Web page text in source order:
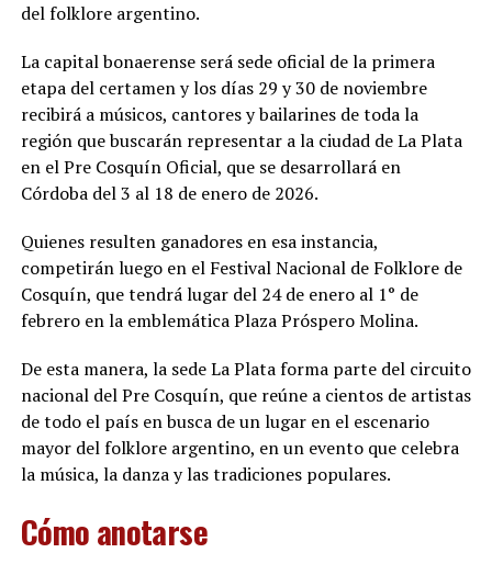
del folklore argentino.
La capital bonaerense será sede oficial de la primera
etapa del certamen y los días 29 y 30 de noviembre
recibirá a músicos, cantores y bailarines de toda la
región que buscarán representar a la ciudad de La Plata
en el Pre Cosquín Oficial, que se desarrollará en
Córdoba del 3 al 18 de enero de 2026.
Quienes resulten ganadores en esa instancia,
competirán luego en el Festival Nacional de Folklore de
Cosquín, que tendrá lugar del 24 de enero al 1° de
febrero en la emblemática Plaza Próspero Molina.
De esta manera, la sede La Plata forma parte del circuito
nacional del Pre Cosquín, que reúne a cientos de artistas
de todo el país en busca de un lugar en el escenario
mayor del folklore argentino, en un evento que celebra
la música, la danza y las tradiciones populares.
Cómo anotarse